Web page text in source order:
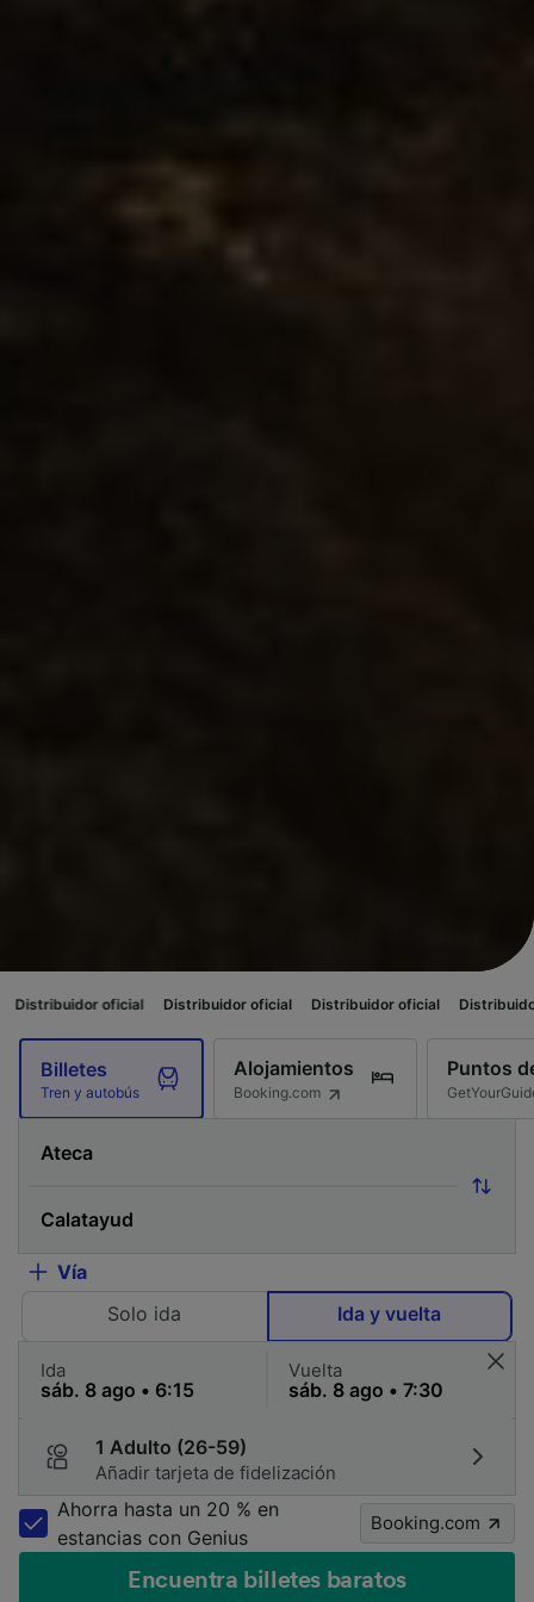
oficial Distribuidor oficial Distribuidor oficial Distribuidor oficial
Billetes
Tren y autobús
Alojamientos
Booking.com
Puntos
Vía
Solo ida
Ida y vuelta
Ida Vuelta
1 Adulto (26-59)
Añadir tarjeta de fidelización
Ahorra hasta un 20 % en
estancias con Genius
Booking.com
Encuentra billetes baratos